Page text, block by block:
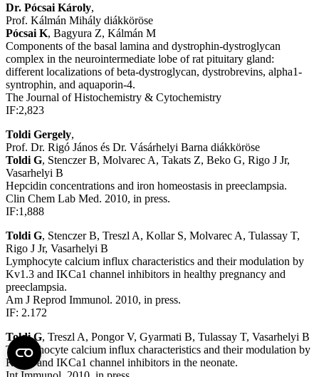
Dr. Pócsai Károly,
Prof. Kálmán Mihály diákköröse
Pócsai K, Bagyura Z, Kálmán M
Components of the basal lamina and dystrophin-dystroglycan
complex in the neurointermediate lobe of rat pituitary gland:
different localizations of beta-dystroglycan, dystrobrevins, alpha1-
syntrophin, and aquaporin-4.
The Journal of Histochemistry & Cytochemistry
IF:2,823
Toldi Gergely,
Prof. Dr. Rigó János és Dr. Vásárhelyi Barna diákköröse
Toldi G, Stenczer B, Molvarec A, Takats Z, Beko G, Rigo J Jr,
Vasarhelyi B
Hepcidin concentrations and iron homeostasis in preeclampsia.
Clin Chem Lab Med. 2010, in press.
IF:1,888
Toldi G, Stenczer B, Treszl A, Kollar S, Molvarec A, Tulassay T,
Rigo J Jr, Vasarhelyi B
Lymphocyte calcium influx characteristics and their modulation by
Kv1.3 and IKCa1 channel inhibitors in healthy pregnancy and
preeclampsia.
Am J Reprod Immunol. 2010, in press.
IF: 2.172
Toldi G, Treszl A, Pongor V, Gyarmati B, Tulassay T, Vasarhelyi B
T-lymphocyte calcium influx characteristics and their modulation by
Kv1.3 and IKCa1 channel inhibitors in the neonate.